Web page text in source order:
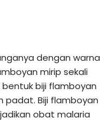
dengan warna
mirip sekali
biji flamboyan
padat. Biji flamboyan
obat malaria